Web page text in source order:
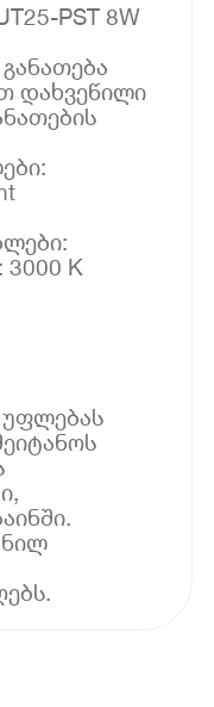
PST 8W
დახვეწილი
3000 K
უფლებას